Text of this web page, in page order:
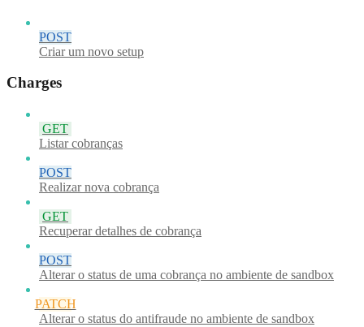
POST
Criar um novo setup
Charges
GET
Listar cobranças
POST
Realizar nova cobrança
GET
Recuperar detalhes de cobrança
POST
Alterar o status de uma cobrança no ambiente de sandbox
PATCH
Alterar o status do antifraude no ambiente de sandbox